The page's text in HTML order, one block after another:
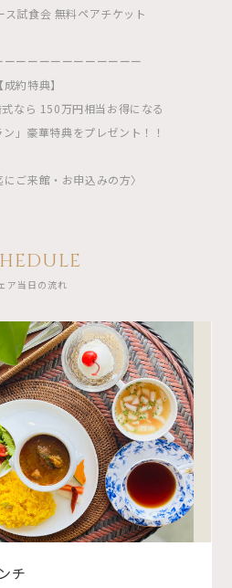
ス試食会 無料ペアチケット
ーーーーーーーーーーー
【成約特典】
なら 150万円相当お得になる
ン」豪華特典をプレゼント！！
ご来館・お申込みの方〉
ア当日の流れ
チ